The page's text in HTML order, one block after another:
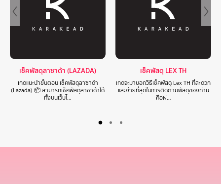
เช็คพัสดุลาซาด้า (LAZADA)
เกดแนะนำขั้นตอน เช็คพัสดุลาซาด้า
(Lazada) 📦 สามารถเช็คพัสดุลาซาด้าได้
ทั้งบนเว็บไ…
เช็คพัสดุ LEX TH
เกดจะมาบอกวิธีเช็คพัสดุ Lex TH ที่สะดวก
และง่ายที่สุดในการติดตามพัสดุของท่าน
คือผ่…